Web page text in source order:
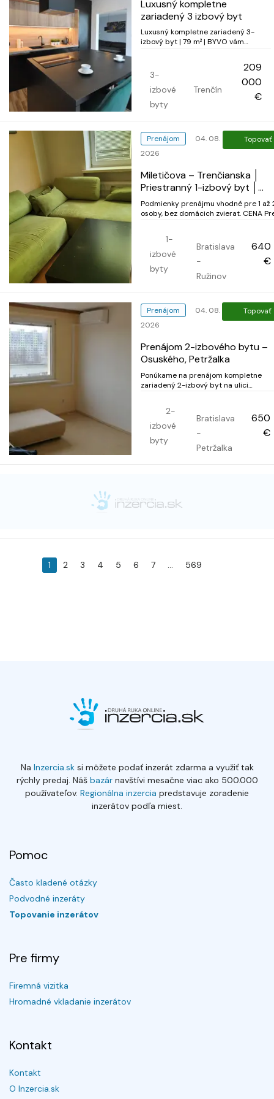
Luxusný kompletne
zariadený 3 izbový byt
Luxusný kompletne zariadený 3-
izbový byt | 79 m² | BYVO vám
byt s výmerou 79 m², situovaný na 3.
poschodí v jednej z najžiadanejších
lokalít. Tento byt je ideálnou voľbou
pre tých, ktorí hľadajú moderné,
komfortné a b...
3-
izbové
byty
Trenčín
209
000
€
Prenájom
04. 08.
2026
Topovať
Miletičova – Trenčianska │
Priestranný 1-izbový byt │
Kompletne zariadený │ Top
lokalita
Podmienky prenájmu vhodné pre 1 až
osoby, bez domácich zvierat. CENA Pre 1
mesiac Dostupnosť
1-
izbové
byty
Bratislava
-
Ružinov
640
€
Prenájom
04. 08.
2026
Topovať
Prenájom 2-izbového bytu –
Osuského, Petržalka
Ponúkame na prenájom kompletne
zariadený 2-izbový byt na ulici
výhľad. Voľný od: 1. 9. 2026 Minimálna
doba prenájmu: 1 rok Cena nájmu:800
€ mesačne pri 1 osobe, 820 €
pri 2 oso...
2-
izbové
byty
Bratislava
-
Petržalka
650
€
1 2 3 4 5 6 7 ... 569
Na Inzercia.sksi môžete podať inzerát zdarma a využiť tak
rýchly predaj. Náš bazárnavštívi mesačne viac ako 500.000
používateľov. Regionálna inzercia predstavuje zoradenie
inzerátov podľa miest.
Pomoc
Často kladené otázky
Podvodné inzeráty
Topovanie inzerátov
Pre firmy
Firemná vizitka
Hromadné vkladanie inzerátov
Kontakt
Kontakt
O Inzercia.sk